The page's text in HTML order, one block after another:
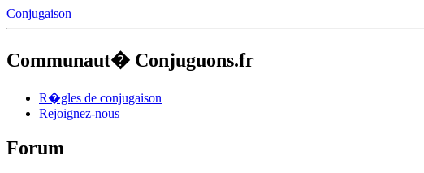
Conjugaison
Communaut� Conjuguons.fr
R�gles de conjugaison
Rejoignez-nous
Forum